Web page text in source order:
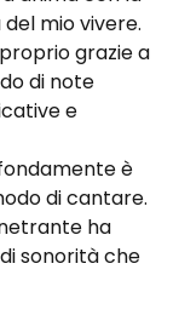
mio vivere.
grazie a
di note
e
è
di cantare.
ha
sonorità che